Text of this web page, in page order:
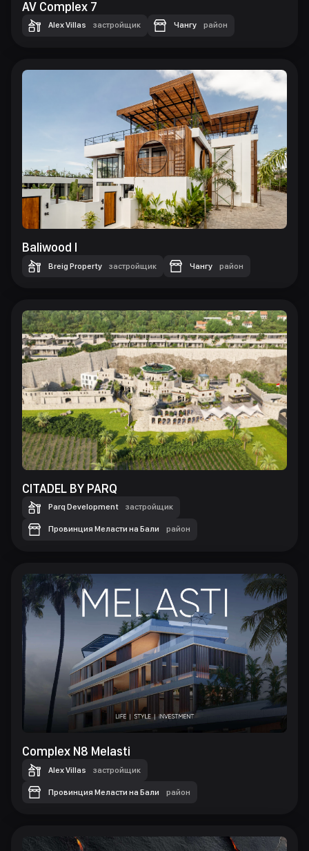
AV Complex 7
Alex Villas застройщик Чангу район
Baliwood I
Breig Property застройщик Чангу район
CITADEL BY PARQ
Parq Development застройщик
Провинция Меласти на Бали район
Complex N8 Melasti
Alex Villas застройщик
Провинция Меласти на Бали район